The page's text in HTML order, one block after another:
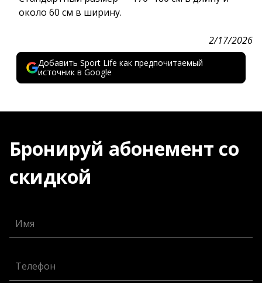
около 60 см в ширину.
2/17/2026
Добавить Sport Life как предпочитаемый
источник в Google
Бронируй абонемент со
скидкой
Имя
Телефон